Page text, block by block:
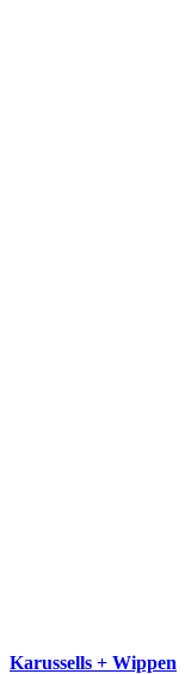
Karussells + Wippen